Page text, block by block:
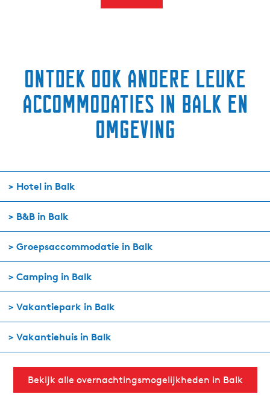
Ontdek ook andere leuke
accommodaties in Balk en
omgeving
> Hotel in Balk
> B&B in Balk
> Groepsaccommodatie in Balk
> Camping in Balk
> Vakantiepark in Balk
> Vakantiehuis in Balk
Bekijk alle overnachtingsmogelijkheden in Balk